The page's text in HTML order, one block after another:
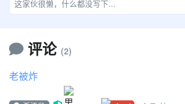
这家伙很懒，什么都没写下...
评论 (2)
老被炸